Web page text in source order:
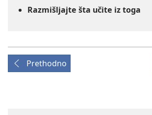
Razmišljajte šta učite iz toga
Prethodno